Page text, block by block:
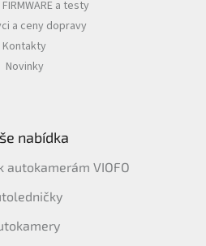
a testy
a ceny dopravy
Kontakty
Novinky
nabídka
autokamerám VIOFO